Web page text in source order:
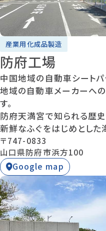
産業用化成品製造
防府工場
中国地域の自動車シートパ
地域の自動車メーカーへ
す。
防府天満宮で知られる歴
新鮮なふぐをはじめとした
〒747-0833
山口県防府市浜方100
Google map